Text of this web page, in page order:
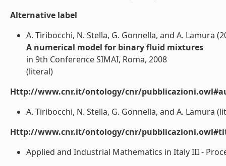
Alternative label
A. Tiribocchi, N. Stella, G. Gonnella, and A. Lamura
A numerical model for binary fluid mixtures
in 9th Conference SIMAI, Roma, 2008
(literal)
Http://www.cnr.it/ontology/cnr/
A. Tiribocchi, N. Stella, G. Gonnella, and A. Lamura
Http://www.cnr.it/ontology/cnr/
Applied and Industrial Mathematics in Italy III -